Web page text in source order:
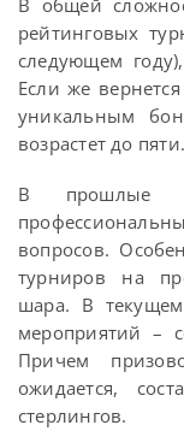
В общей
рейтинговых
следующем
Если же вернется
уникальным
возрастет до пяти.
В прошлые
вопросов.
турниров на
шара. В
мероприятий –
Причем
ожидается,
стерлингов.